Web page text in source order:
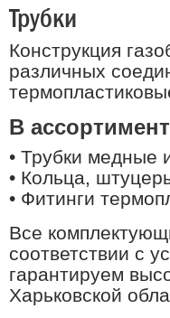
Трубки
Конструкция
различных
В
• Трубки медные
• Кольца,
• Фитинги
Все
соответствии с
гарантируем
Харьковской